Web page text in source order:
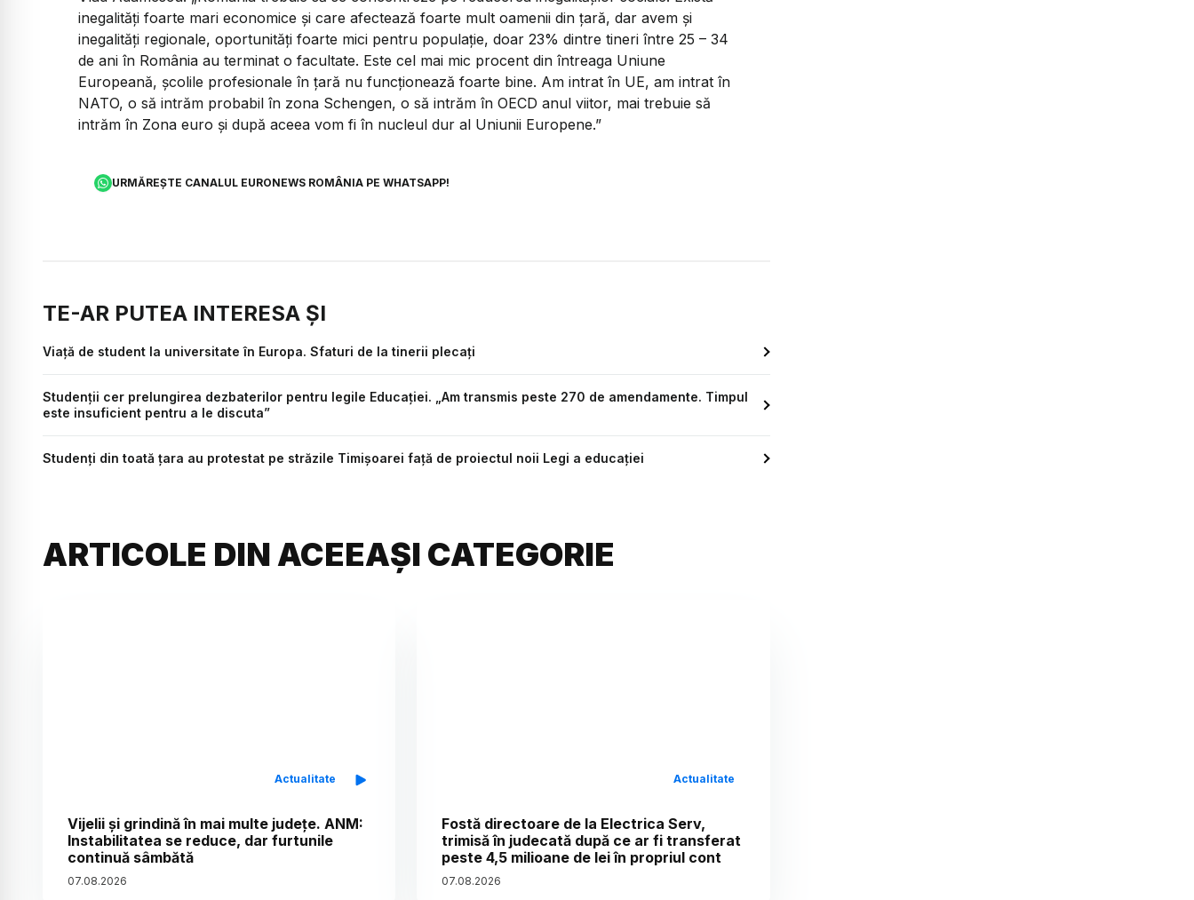
inegalități foarte mari economice și care afectează foarte mult oamenii din țară, dar avem și
inegalități regionale, oportunități foarte mici pentru populație, doar 23% dintre tineri între 25 – 34
de ani în România au terminat o facultate. Este cel mai mic procent din întreaga Uniune
Europeană, școlile profesionale în țară nu funcționează foarte bine. Am intrat în UE, am intrat în
NATO, o să intrăm probabil în zona Schengen, o să intrăm în OECD anul viitor, mai trebuie să
intrăm în Zona euro și după aceea vom fi în nucleul dur al Uniunii Europene.”
URMĂREȘTE CANALUL EURONEWS ROMÂNIA PE WHATSAPP!
TE-AR PUTEA INTERESA ȘI
Viață de student la universitate în Europa. Sfaturi de la tinerii plecați
Studenții cer prelungirea dezbaterilor pentru legile Educației. „Am transmis peste 270 de amendamente. Timpul
este insuficient pentru a le discuta”
Studenți din toată țara au protestat pe străzile Timișoarei față de proiectul noii Legi a educației
ARTICOLE DIN ACEEAȘI CATEGORIE
Actualitate
Vijelii și grindină în mai multe județe. ANM:
Instabilitatea se reduce, dar furtunile
continuă sâmbătă
07.08.2026
Actualitate
Fostă directoare de la Electrica Serv,
trimisă în judecată după ce ar fi transferat
peste 4,5 milioane de lei în propriul cont
07.08.2026